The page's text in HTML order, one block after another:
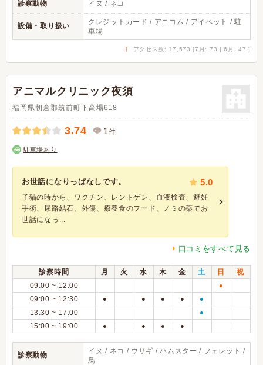
診察動物 イヌ / ネコ
設備・取り扱い
クレジットカード / アニコム / アイペット / 駐
車場
↑ アクセス数: 17,573 [7月: 73 | 6月: 47 ]
アニマルクリニック夜須
福岡県朝倉郡筑前町下高場618
3.74 1件
駐車場あり
お世話になりっぱなしです。 5.0
子猫の時から、ワクチン、レントゲン、血液検査、避妊
手術、尿路結石、外傷、療養食のフード、ノミの薬でお
世話になっ...
口コミをすべて見る
診察時間 月 火 水 木 金 土 日
祝
09:00 ~ 12:00
●
09:00 ~ 12:30 ● ● ● ● ●
13:30 ~ 17:00 ●
15:00 ~ 19:00 ● ● ● ●
診察動物
イヌ / ネコ / ウサギ / ハムスター / フェレット /
鳥